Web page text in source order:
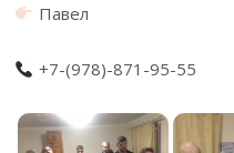
Павел
+7-(978)-871-95-55